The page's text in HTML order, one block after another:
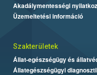
Akadálymentességi
Üzemeltetési információ
Szakterületek
Állat-egészségügy és
Állategészségügyi